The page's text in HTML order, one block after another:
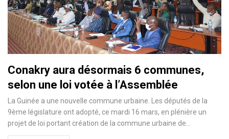
Conakry aura désormais 6 communes,
selon une loi votée à l’Assemblée
La Guinée a une nouvelle commune urbaine. Les députés de la
9ème législature ont adopté, ce mardi 16 mars, en plénière un
projet de loi portant création de la commune urbaine de